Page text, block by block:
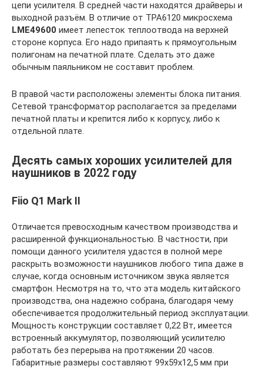
цепи усилителя. В средней части находятся драйверы и
выходной разъём. В отличие от TPA6120 микросхема
LME49600 имеет лепесток теплоотвода на верхней
стороне корпуса. Его надо припаять к прямоугольным
полигонам на печатной плате. Сделать это даже
обычным паяльником не составит проблем.
В правой части расположены элементы блока питания.
Сетевой трансформатор располагается за пределами
печатной платы и крепится либо к корпусу, либо к
отдельной плате.
Десять самых хороших усилителей для
наушников в 2022 году
Fiio Q1 Mark II
Отличается превосходным качеством производства и
расширенной функциональностью. В частности, при
помощи данного усилителя удастся в полной мере
раскрыть возможности наушников любого типа даже в
случае, когда основным источником звука является
смартфон. Несмотря на то, что эта модель китайского
производства, она надежно собрана, благодаря чему
обеспечивается продолжительный период эксплуатации.
Мощность конструкции составляет 0,22 Вт, имеется
встроенный аккумулятор, позволяющий усилителю
работать без перерыва на протяжении 20 часов.
Габаритные размеры составляют 99х59х12,5 мм при